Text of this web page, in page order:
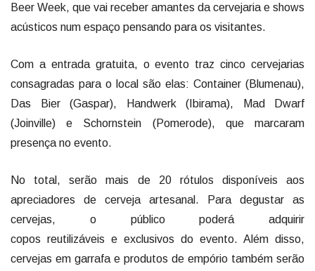
Beer Week, que vai receber amantes da cervejaria e shows
acústicos num espaço pensando para os visitantes.
Com a entrada gratuita, o evento traz cinco cervejarias
consagradas para o local são elas: Container (Blumenau),
Das Bier (Gaspar), Handwerk (Ibirama), Mad Dwarf
(Joinville) e Schornstein (Pomerode), que marcaram
presença no evento.
No total, serão mais de 20 rótulos disponíveis aos
apreciadores de cerveja artesanal. Para degustar as
cervejas, o público poderá adquirir
copos reutilizáveis e exclusivos do evento. Além disso,
cervejas em garrafa e produtos de empório também serão